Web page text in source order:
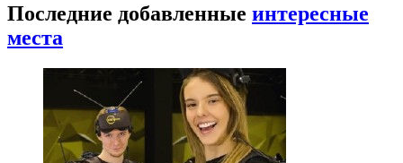
Последние добавленные интересные
места